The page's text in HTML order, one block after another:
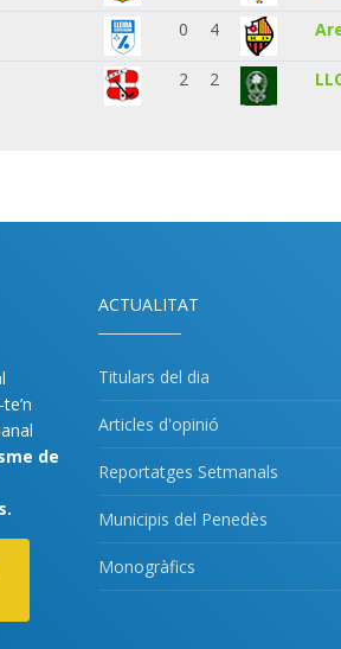
0 4
2 2
de
ACTUALITAT
Titulars del dia
Articles d'opinió
Reportatges Setmanals
Municipis del Penedès
Monogràfics